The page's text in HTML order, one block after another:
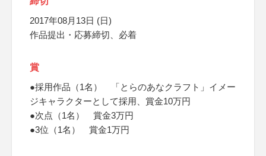
2017年08月13日 (日)
作品提出・応募締切、必着
賞
●採用作品（1名） 「とらのあなクラフト」イメー
ジキャラクターとして採用、賞金10万円
●次点（1名） 賞金3万円
●3位（1名） 賞金1万円